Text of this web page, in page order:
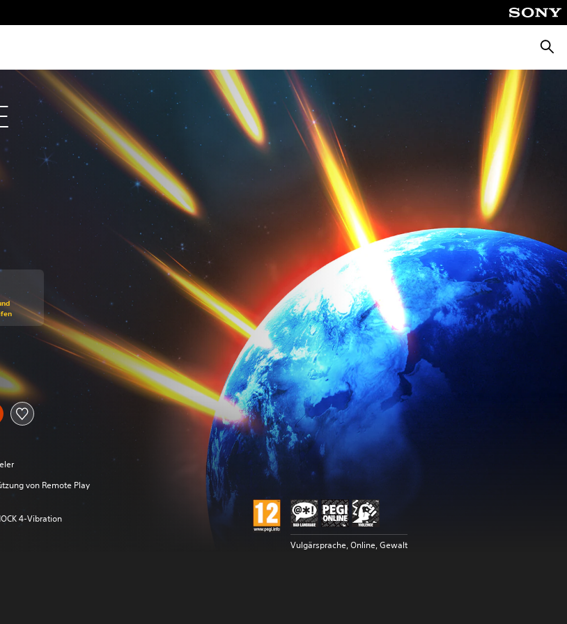
Originalpreis von €49,99
Originalpreis von €49,99
von Remote Play
4-Vibration
Vulgärsprache, Online, Gewalt